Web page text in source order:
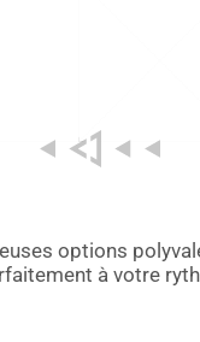
options
à votre